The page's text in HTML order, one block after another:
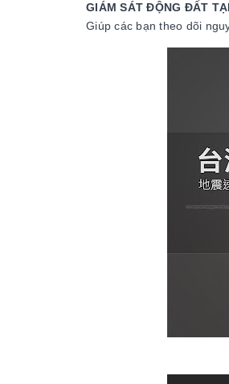
GIÁM SÁT ĐỘNG ĐẤT
Giúp các bạn theo dõi